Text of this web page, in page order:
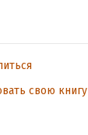
свою книгу